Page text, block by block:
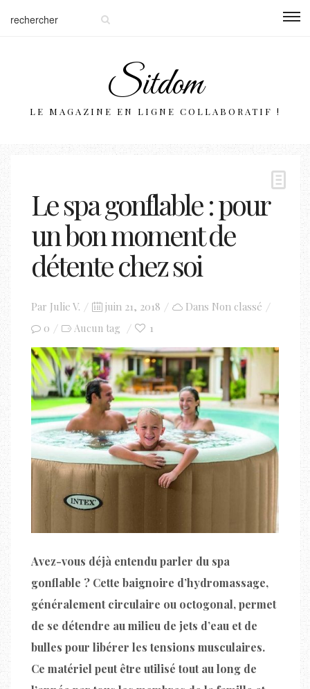
Sitdom
LE MAGAZINE EN LIGNE COLLABORATIF !
Le spa gonflable : pour
un bon moment de
détente chez soi
Par Julie V.
Posted
on
juin 21, 2018 Dans Non classé
0
Aucun tag 1
Avez-vous déjà entendu parler du spa
gonflable ? Cette baignoire d’hydromassage,
généralement circulaire ou octogonal, permet
de se détendre au milieu de jets d’eau et de
bulles pour libérer les tensions musculaires.
Ce matériel peut être utilisé tout au long de